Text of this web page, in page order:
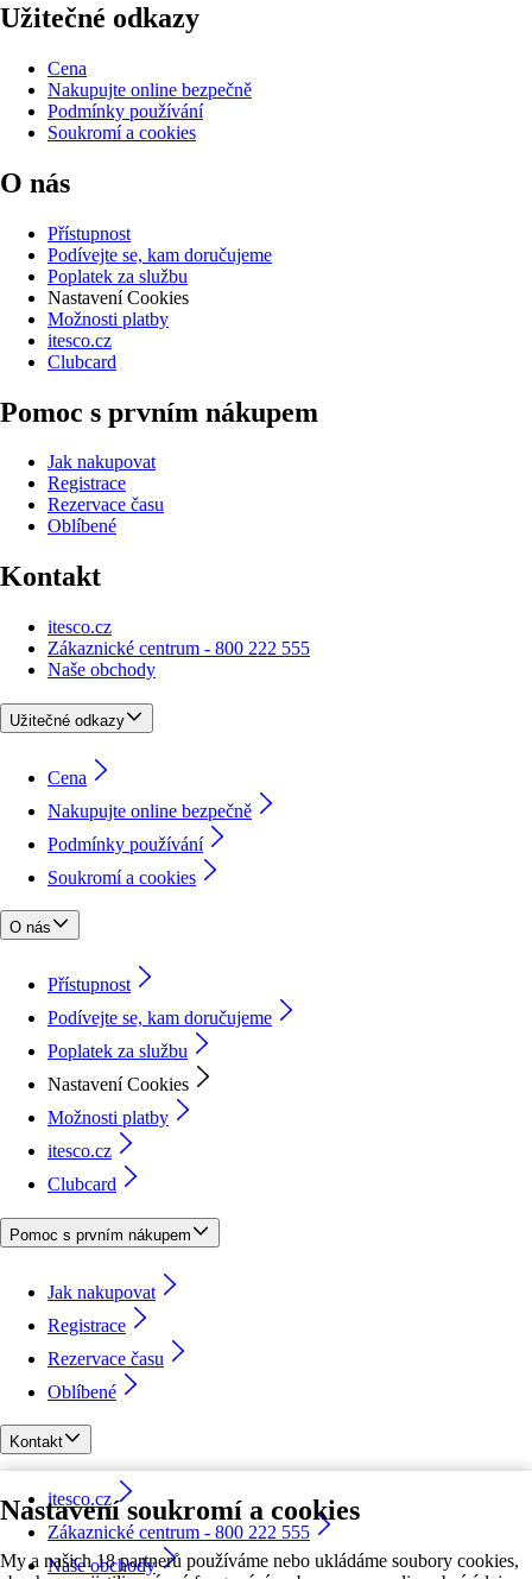
Nastavení soukromí a cookies
My a našich 18 partnerů používáme nebo ukládáme soubory cookies,
Užitečné odkazy
Cena
Nakupujte online bezpečně
Podmínky používání
Soukromí a cookies
O nás
Přístupnost
Podívejte se, kam doručujeme
Poplatek za službu
Nastavení Cookies
Možnosti platby
itesco.cz
Clubcard
Pomoc s prvním nákupem
Jak nakupovat
Registrace
Rezervace času
Oblíbené
Kontakt
itesco.cz
Zákaznické centrum - 800 222 555
Naše obchody
Užitečné odkazy
Cena
Nakupujte online bezpečně
Podmínky používání
Soukromí a cookies
O nás
Přístupnost
Podívejte se, kam doručujeme
Poplatek za službu
Nastavení Cookies
Možnosti platby
itesco.cz
Clubcard
Pomoc s prvním nákupem
Jak nakupovat
Registrace
Rezervace času
Oblíbené
Kontakt
itesco.cz
Zákaznické centrum - 800 222 555
Naše obchody